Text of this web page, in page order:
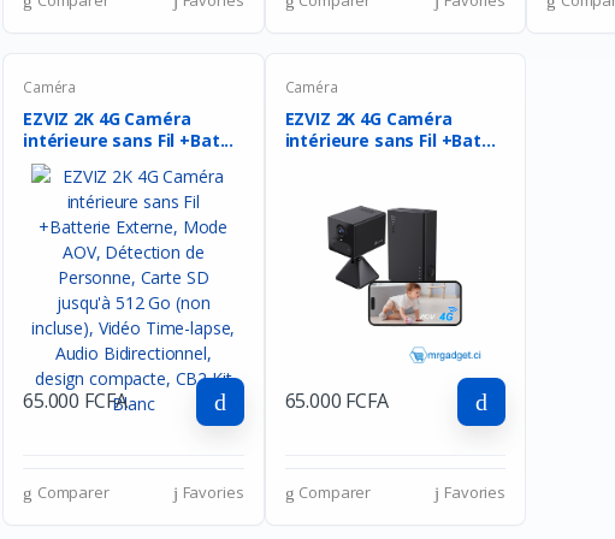
Caméra
EZVIZ 2K 4G Caméra
intérieure sans Fil +Bat...
65.000 FCFA
Comparer Favories
Caméra
EZVIZ 2K 4G Caméra
intérieure sans Fil +Bat...
65.000 FCFA
Comparer Favories